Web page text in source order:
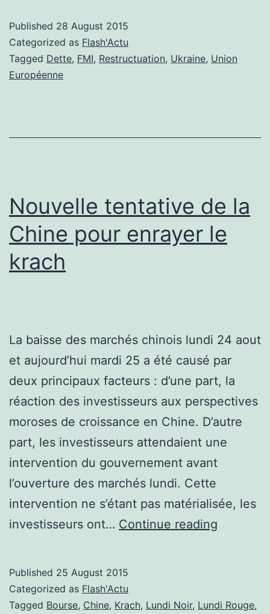
Published 28 August 2015
Categorized as Flash'Actu
Tagged Dette, FMI, Restructuation, Ukraine, Union
Européenne
Nouvelle tentative de la
Chine pour enrayer le
krach
La baisse des marchés chinois lundi 24 aout
et aujourd’hui mardi 25 a été causé par
deux principaux facteurs : d’une part, la
réaction des investisseurs aux perspectives
moroses de croissance en Chine. D’autre
part, les investisseurs attendaient une
intervention du gouvernement avant
l’ouverture des marchés lundi. Cette
intervention ne s’étant pas matérialisée, les
investisseurs ont… Continue reading
Chine
Published 25 August 2015
Categorized as Flash'Actu
Tagged Bourse, Chine, Krach, Lundi Noir, Lundi Rouge,